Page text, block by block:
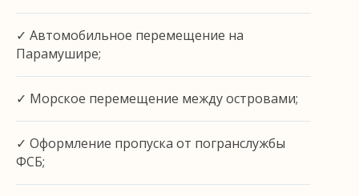
✓ Автомобильное перемещение на
Парамушире;
✓ Морское перемещение между островами;
✓ Оформление пропуска от погранслужбы
ФСБ;